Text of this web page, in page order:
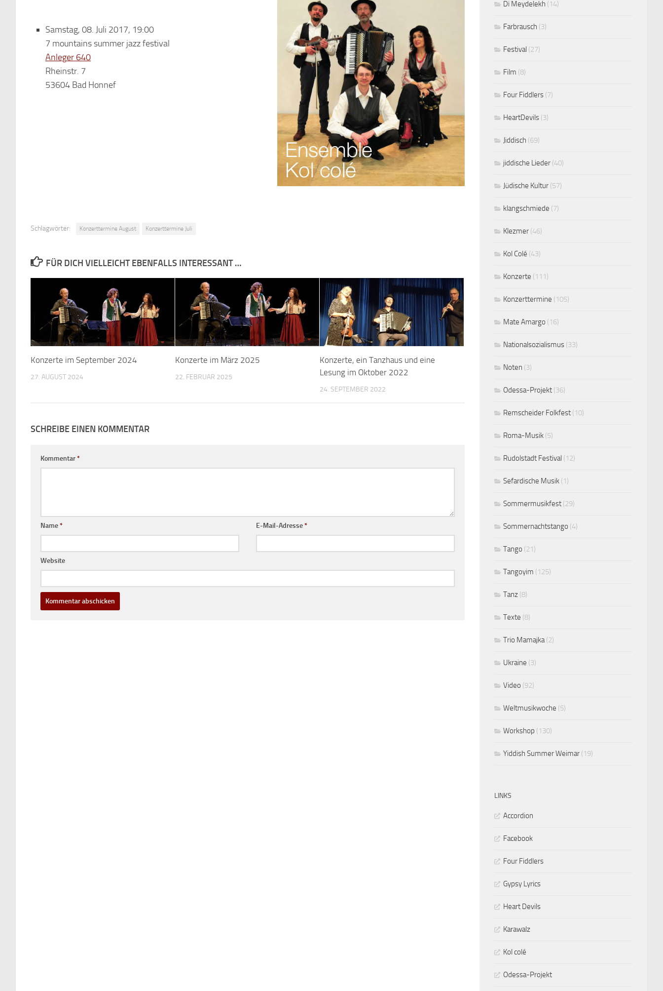
Samstag, 08. Juli 2017, 19:00
7 mountains summer jazz festival
Anleger 640
Rheinstr. 7
53604 Bad Honnef
Schlagwörter: Konzerttermine August Konzerttermine Juli
FÜR DICH VIELLEICHT EBENFALLS INTERESSANT …
Konzerte im September 2024
27. AUGUST 2024
Konzerte im März 2025
22. FEBRUAR 2025
Konzerte, ein Tanzhaus und eine
Lesung im Oktober 2022
24. SEPTEMBER 2022
SCHREIBE EINEN KOMMENTAR
Kommentar*
Name* E-Mail-Adresse*
Website
Di Meydelekh (14)
Farbrausch (3)
Festival (27)
Film (8)
Four Fiddlers (7)
HeartDevils (3)
Jiddisch (69)
jiddische Lieder (40)
Jüdische Kultur (57)
klangschmiede (7)
Klezmer (46)
Kol Colé (43)
Konzerte (111)
Konzerttermine (105)
Mate Amargo (16)
Nationalsozialismus (33)
Noten (3)
Odessa-Projekt (36)
Remscheider Folkfest (10)
Roma-Musik (5)
Rudolstadt Festival (12)
Sefardische Musik (1)
Sommermusikfest (29)
Sommernachtstango (4)
Tango (21)
Tangoyim (125)
Tanz (8)
Texte (8)
Trio Mamajka (2)
Ukraine (3)
Video (92)
Weltmusikwoche (5)
Workshop (130)
Yiddish Summer Weimar (19)
LINKS
Accordion
Facebook
Four Fiddlers
Gypsy Lyrics
Heart Devils
Karawalz
Kol colé
Odessa-Projekt